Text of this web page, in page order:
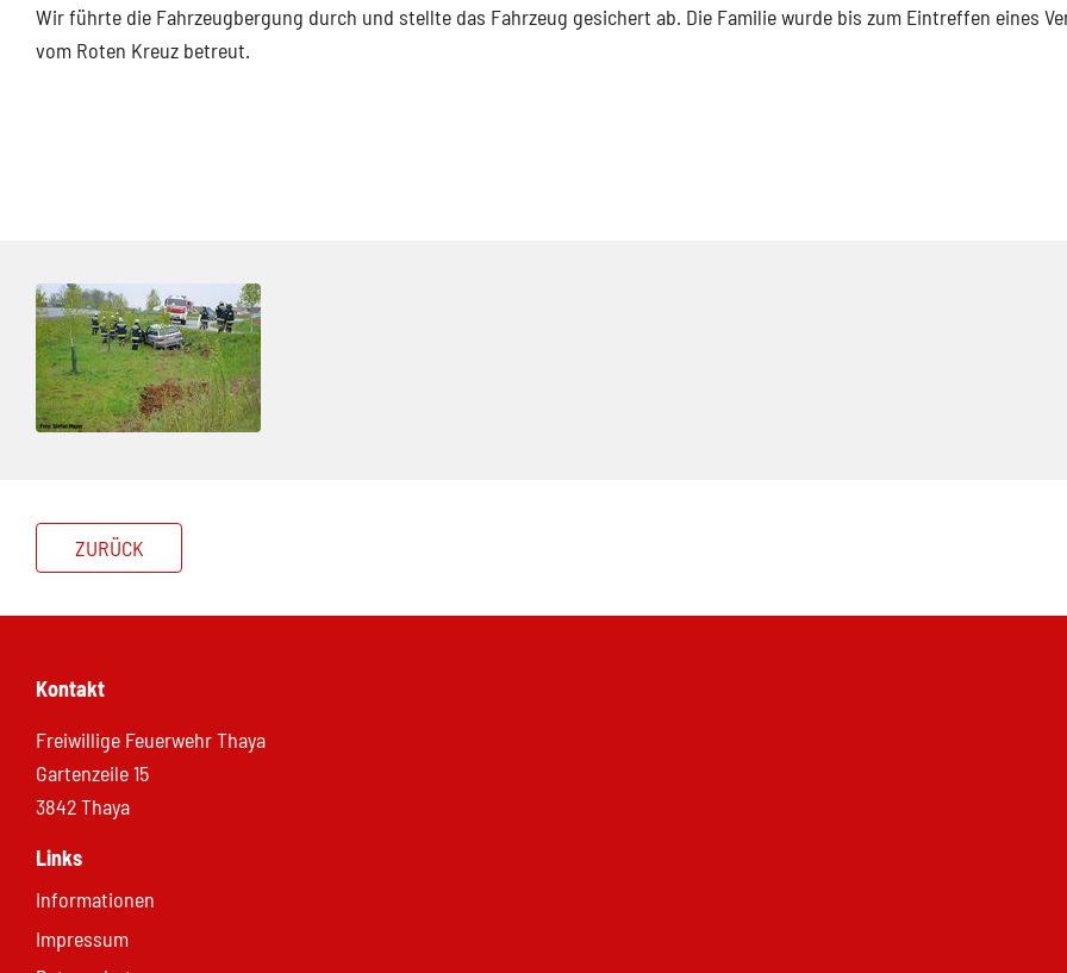
Wir führte die Fahrzeugbergung durch und stellte das Fahrzeug gesichert ab. Die Familie wurde bis zum Eintreffen eines
vom Roten Kreuz betreut.
ZURÜCK
Kontakt
Freiwillige Feuerwehr Thaya
Gartenzeile 15
3842 Thaya
Links
Informationen
Impressum